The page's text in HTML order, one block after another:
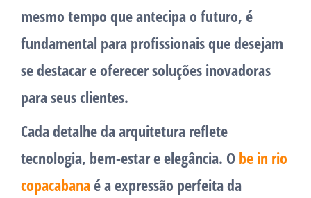
mesmo tempo que antecipa o futuro, é
fundamental para profissionais que desejam
se destacar e oferecer soluções inovadoras
para seus clientes.
Cada detalhe da arquitetura reflete
tecnologia, bem-estar e elegância. O be in rio
copacabanaé a expressão perfeita da